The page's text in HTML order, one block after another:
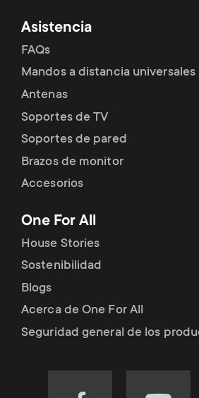
u
Asistencia
FAQs
Mandos a distancia universales
Antenas
Soportes de TV
Soportes de pared
Brazos de monitor
Accesorios
One For All
House Stories
Sostenibilidad
Blogs
Acerca de One For All
Seguridad general de los